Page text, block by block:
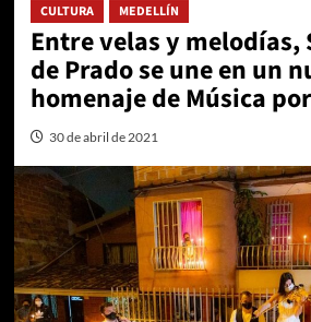
CULTURA MEDELLÍN
Entre velas y melodías,
de Prado se une en un
homenaje de Música
30 de abril de 2021